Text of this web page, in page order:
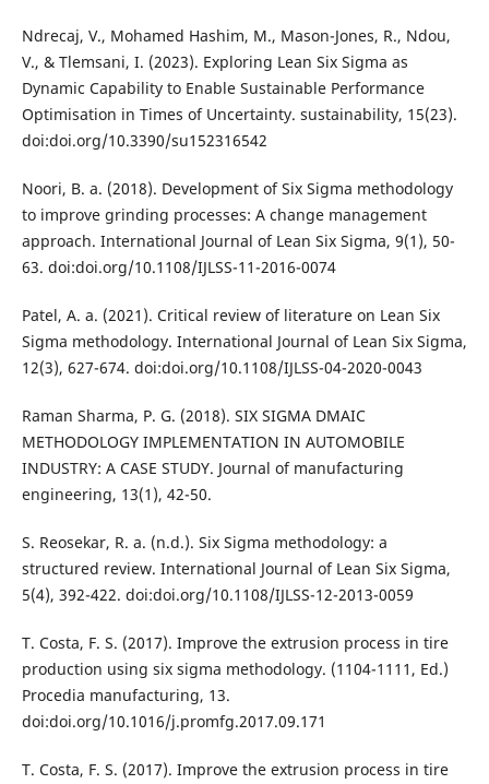
Ndrecaj, V., Mohamed Hashim, M., Mason-Jones, R., Ndou,
V., & Tlemsani, I. (2023). Exploring Lean Six Sigma as
Dynamic Capability to Enable Sustainable Performance
Optimisation in Times of Uncertainty. sustainability, 15(23).
doi:doi.org/10.3390/su152316542
Noori, B. a. (2018). Development of Six Sigma methodology
to improve grinding processes: A change management
approach. International Journal of Lean Six Sigma, 9(1), 50-
63. doi:doi.org/10.1108/IJLSS-11-2016-0074
Patel, A. a. (2021). Critical review of literature on Lean Six
Sigma methodology. International Journal of Lean Six Sigma,
12(3), 627-674. doi:doi.org/10.1108/IJLSS-04-2020-0043
Raman Sharma, P. G. (2018). SIX SIGMA DMAIC
METHODOLOGY IMPLEMENTATION IN AUTOMOBILE
INDUSTRY: A CASE STUDY. Journal of manufacturing
engineering, 13(1), 42-50.
S. Reosekar, R. a. (n.d.). Six Sigma methodology: a
structured review. International Journal of Lean Six Sigma,
5(4), 392-422. doi:doi.org/10.1108/IJLSS-12-2013-0059
T. Costa, F. S. (2017). Improve the extrusion process in tire
production using six sigma methodology. (1104-1111, Ed.)
Procedia manufacturing, 13.
doi:doi.org/10.1016/j.promfg.2017.09.171
T. Costa, F. S. (2017). Improve the extrusion process in tire